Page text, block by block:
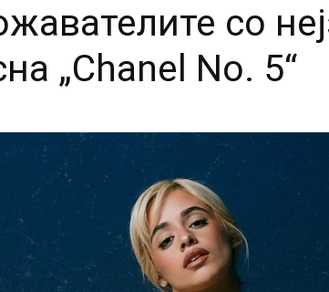
со
„Chanel No. 5“